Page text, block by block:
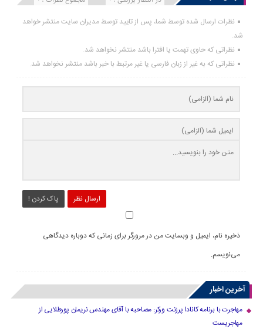
نظرات ارسال شده توسط شما، پس از تایید توسط مدیران سایت منتشر خواهد
شد.
نظراتی که حاوی تهمت یا افترا باشد منتشر نخواهد شد.
نظراتی که به غیر از زبان فارسی یا غیر مرتبط با خبر باشد منتشر نخواهد شد.
ارسال نظر پاک کردن !
ذخیره نام، ایمیل و وبسایت من در مرورگر برای زمانی که دوباره دیدگاهی
می‌نویسم.
آخرین اخبار
مهاجرت با برنامه کانادا پرزنت ورکر: مصاحبه با آقای مهندس نریمان پورطلایی از
مهاجریست